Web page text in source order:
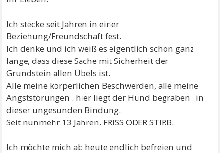
Ich stecke seit Jahren in einer
Beziehung/Freundschaft fest.
Ich denke und ich weiß es eigentlich schon ganz
lange, dass diese Sache mit Sicherheit der
Grundstein allen Übels ist.
Alle meine körperlichen Beschwerden, alle meine
Angststörungen . hier liegt der Hund begraben . in
dieser ungesunden Bindung.
Seit nunmehr 13 Jahren. FRISS ODER STIRB.
Ich möchte mich ab heute endlich befreien und